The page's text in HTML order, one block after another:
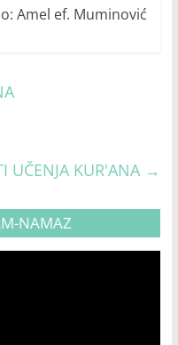
Amel ef. Muminović
UČENJA KUR'ANA →
NAMAZ